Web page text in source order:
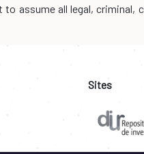
assume all legal,
Sites